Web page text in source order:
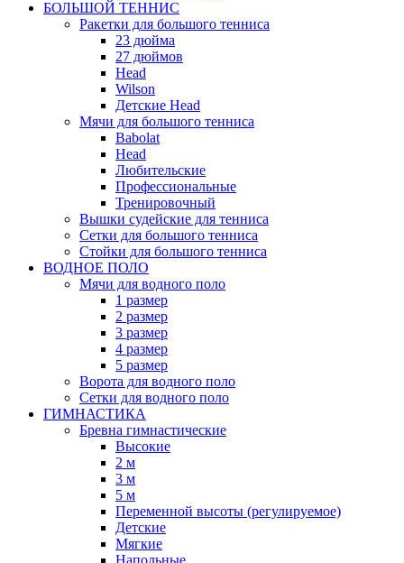
БОЛЬШОЙ ТЕННИС
Ракетки для большого тенниса
23 дюйма
27 дюймов
Head
Wilson
Детские Head
Мячи для большого тенниса
Babolat
Head
Любительские
Профессиональные
Тренировочный
Вышки судейские для тенниса
Сетки для большого тенниса
Стойки для большого тенниса
ВОДНОЕ ПОЛО
Мячи для водного поло
1 размер
2 размер
3 размер
4 размер
5 размер
Ворота для водного поло
Сетки для водного поло
ГИМНАСТИКА
Бревна гимнастические
Высокие
2 м
3 м
5 м
Переменной высоты (регулируемое)
Детские
Мягкие
Напольные